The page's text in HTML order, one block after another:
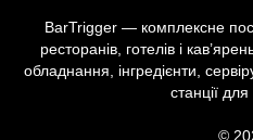
BarTrigger — комплексне
ресторанів, готелів і
обладнання, інгредієнти,
станції
©